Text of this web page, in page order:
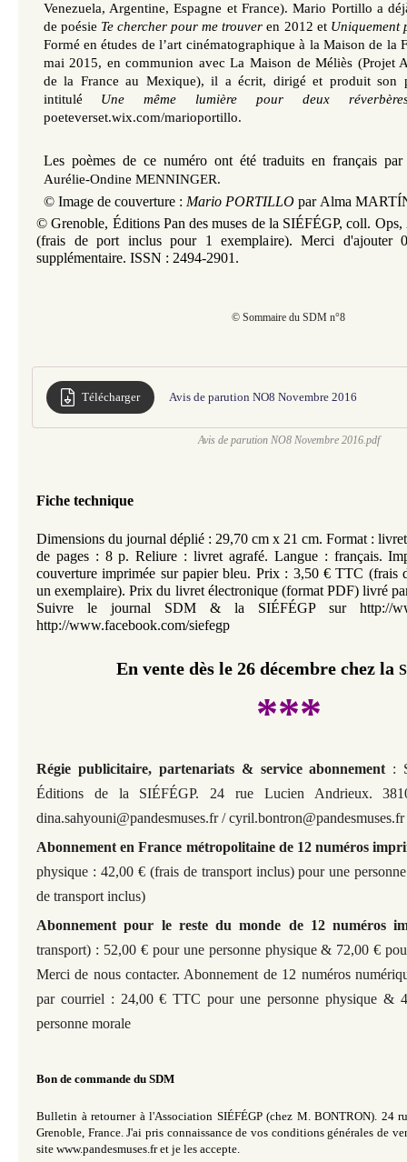
Venezuela, Argentine, Espagne et France). Mario Portillo a
de poésie Te chercher pour me trouveren 2012 et Uniquement
Formé en études de l’art cinématographique à la Maison de la
mai 2015, en communion avec La Maison de Méliès (Projet
de la France au Mexique), il a écrit, dirigé et produit son
intitulé Une même lumière pour deux
poeteverset.wix.com/marioportillo.
Les poèmes de ce numéro ont été traduits en français
Aurélie-Ondine MENNINGER.
© Image de couverture : Mario PORTILLOpar Alma
© Grenoble, Éditions Pan des muses de la SIÉFÉGP, coll.
(frais de port inclus pour 1 exemplaire). Merci d'ajouter
supplémentaire. ISSN : 2494-2901.
© Sommaire du SDM n°8
Télécharger Avis de parution NO8 Novembre 2016
Avis de parution NO8 Novembre 2016.pdf
Fiche technique
Dimensions du journal déplié : 29,70 cm x 21 cm. Format :
de pages : 8 p. Reliure : livret agrafé. Langue : français.
couverture imprimée sur papier bleu. Prix : 3,50 € TTC (frais
un exemplaire). Prix du livret électronique (format PDF) livré
Suivre le journal SDM & la SIÉFÉGP sur http://
http://www.facebook.com/siefegp
En vente dès le 26 décembre chez la
***
Régie publicitaire, partenariats & service abonnement :
Éditions de la SIÉFÉGP. 24 rue Lucien Andrieux.
dina.sahyouni@pandesmuses.fr / cyril.bontron@pandesmuses.fr
Abonnement en France métropolitaine de 12 numéros
physique : 42,00 € (frais de transport inclus) pour une
de transport inclus)
Abonnement pour le reste du monde de 12 numéros
transport) : 52,00 € pour une personne physique & 72,00 €
Merci de nous contacter. Abonnement de 12 numéros
par courriel : 24,00 € TTC pour une personne physique &
personne morale
Bon de commande du SDM
Bulletin à retourner à l'Association SIÉFÉGP (chez M. BONTRON). 24
Grenoble, France. J'ai pris connaissance de vos conditions générales de
site www.pandesmuses.fr et je les accepte.